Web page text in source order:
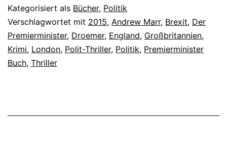
Kategorisiert als Bücher, Politik
Verschlagwortet mit 2015, Andrew Marr, Brexit, Der
Premierminister, Droemer, England, Großbritannien,
Krimi, London, Polit-Thriller, Politik, Premierminister
Buch, Thriller